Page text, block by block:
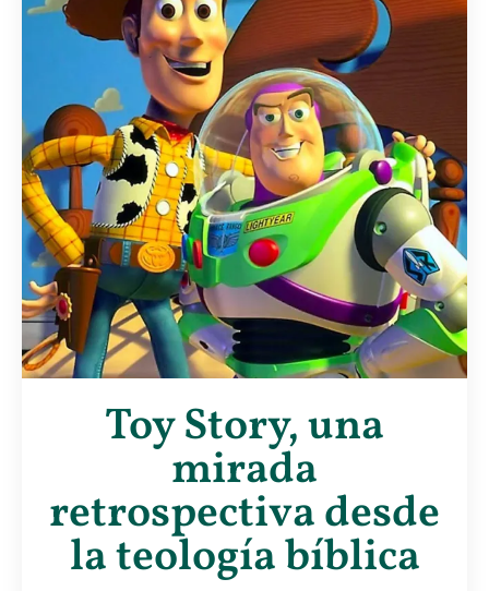
Toy Story, una
mirada
retrospectiva desde
la teología bíblica